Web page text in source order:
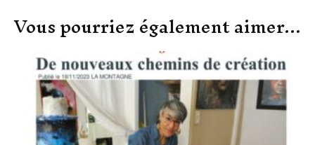
Vous pourriez également aimer...